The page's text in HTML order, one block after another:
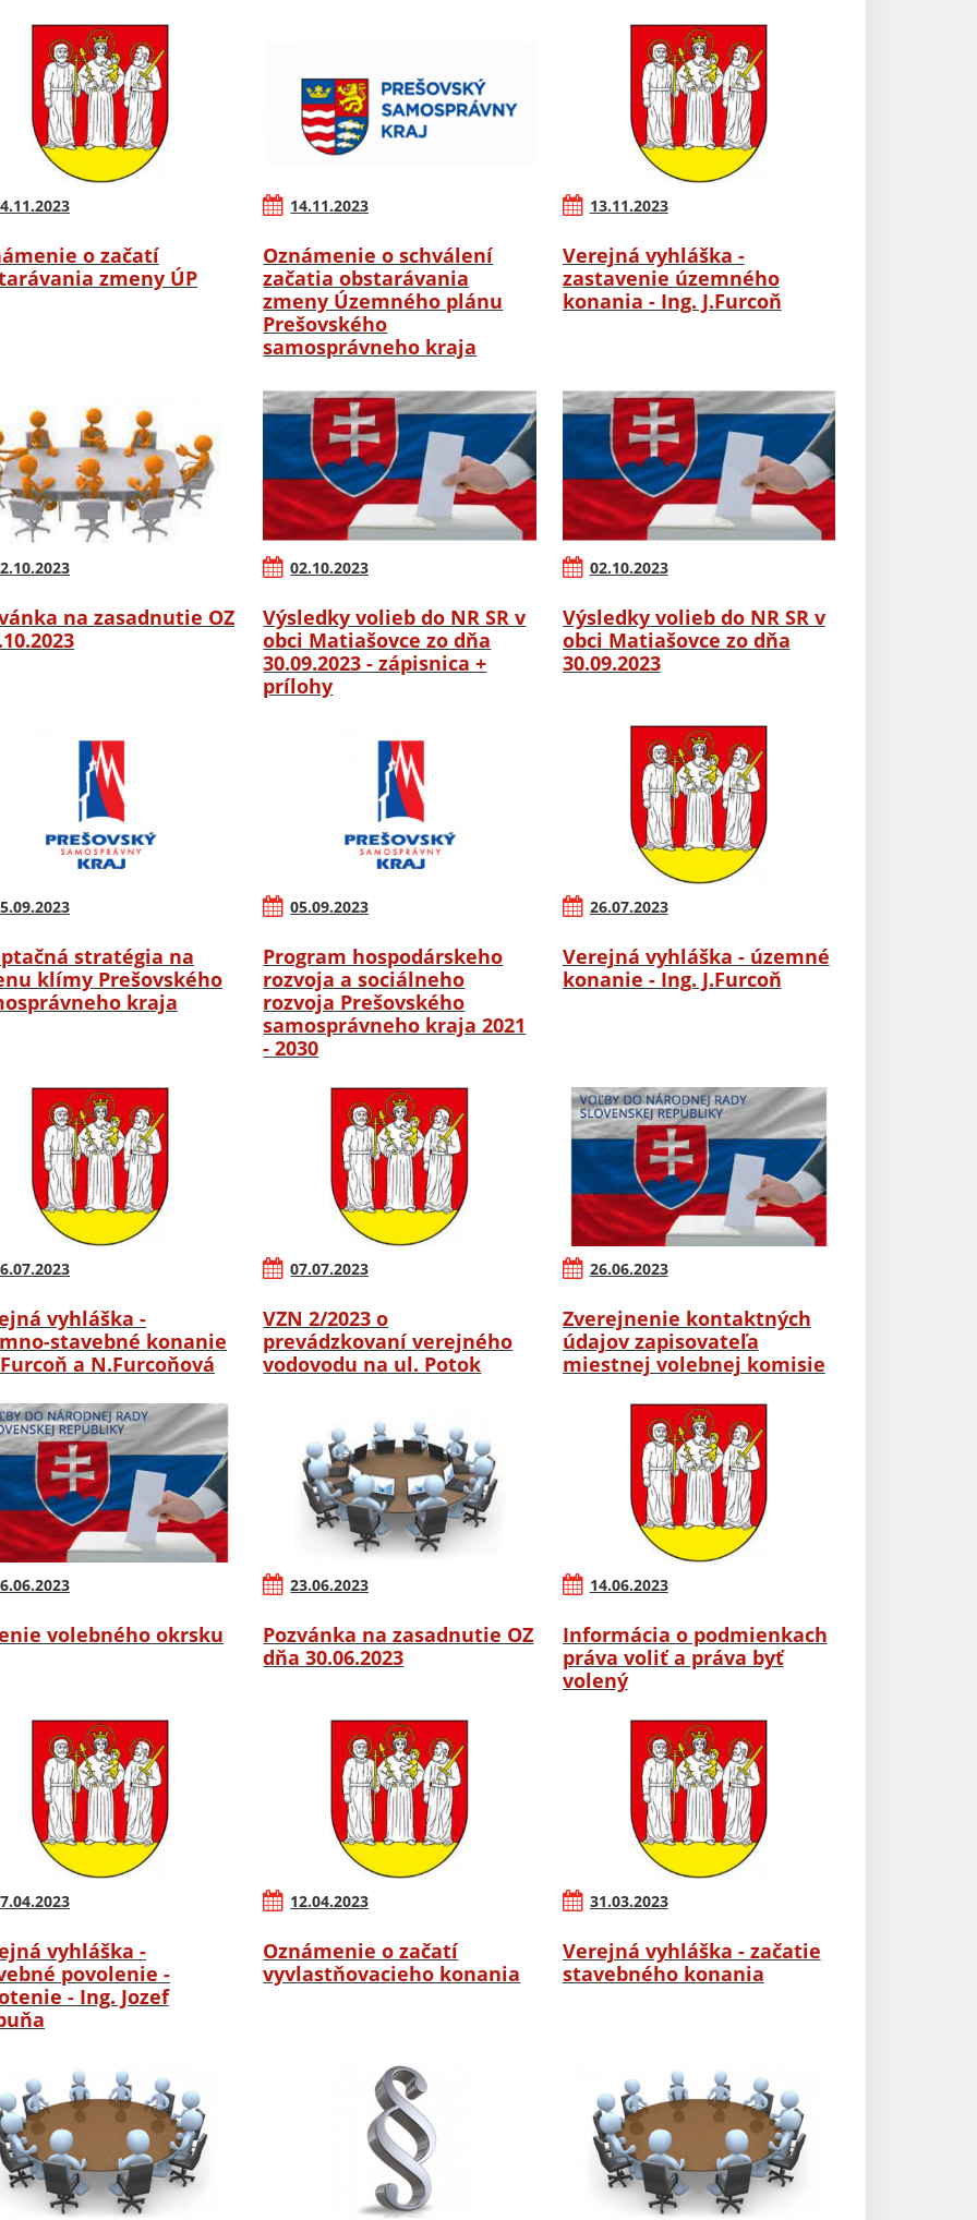
o začatí
zmeny ÚP
14.11.2023
Oznámenie o schválení
začatia obstarávania
zmeny Územného plánu
Prešovského
samosprávneho kraja
13.11.2023
Verejná vyhláška -
zastavenie územného
konania - Ing. J.Furcoň
na zasadnutie OZ
02.10.2023
Výsledky volieb do NR SR v
obci Matiašovce zo dňa
30.09.2023 - zápisnica +
prílohy
02.10.2023
Výsledky volieb do NR SR v
obci Matiašovce zo dňa
30.09.2023
stratégia na
klímy Prešovského
kraja
05.09.2023
Program hospodárskeho
rozvoja a sociálneho
rozvoja Prešovského
samosprávneho kraja 2021
- 2030
26.07.2023
Verejná vyhláška - územné
konanie - Ing. J.Furcoň
vyhláška -
stavebné konanie
a N.Furcoňová
07.07.2023
VZN 2/2023 o
prevádzkovaní verejného
vodovodu na ul. Potok
26.06.2023
Zverejnenie kontaktných
údajov zapisovateľa
miestnej volebnej komisie
volebného okrsku
23.06.2023
Pozvánka na zasadnutie OZ
dňa 30.06.2023
14.06.2023
Informácia o podmienkach
práva voliť a práva byť
volený
vyhláška -
povolenie -
- Ing. Jozef
12.04.2023
Oznámenie o začatí
vyvlastňovacieho konania
31.03.2023
Verejná vyhláška - začatie
stavebného konania